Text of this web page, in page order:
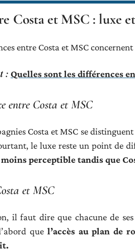
Costa et MSC : luxe
entre Costa et MSC
: Quelles sont les différences
entre Costa et MSC
Costa et MSC se
le luxe reste un point de
moins perceptible tandis que
et MSC
il faut dire que chacune de
que l’accès au plan de